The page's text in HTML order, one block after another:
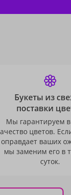
Букеты из
поставки
Мы гарантируем
цветов.
оправдает ваших
мы заменим его в
суток.